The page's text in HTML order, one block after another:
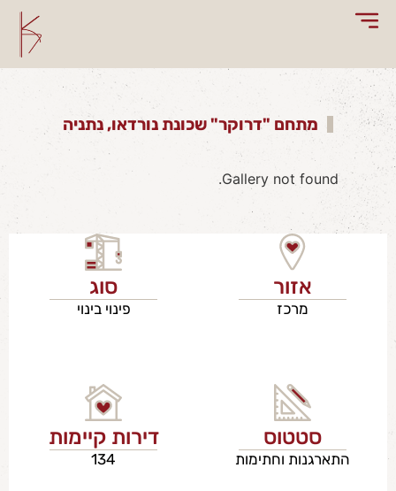
מתחם "דרוקר" שכונת נורדאו, נתניה
Gallery not found.
אזור
מרכז
סוג
פינוי בינוי
סטטוס
התארגנות וחתימות
דירות קיימות
134